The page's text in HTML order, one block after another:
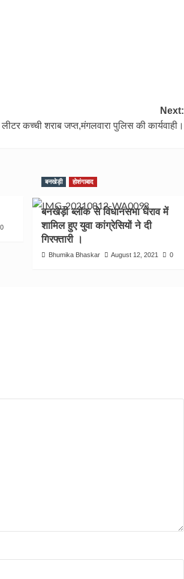
Next:
कच्ची शराब जप्त,मंगलवारा पुलिस की कार्यवाही।
0
बनखेड़ी होशंगाबाद
बनखेड़ी ब्लॉक से विधानसभा घेराव में
शामिल हुए युवा कांग्रेसियों ने दी
गिरफ्तारी ।
Bhumika Bhaskar August 12, 2021 0